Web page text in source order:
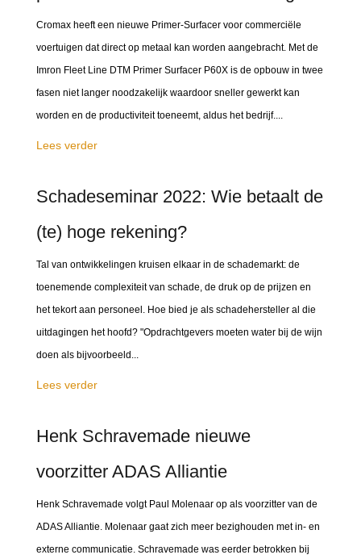
Cromax heeft een nieuwe Primer-Surfacer voor commerciële
voertuigen dat direct op metaal kan worden aangebracht. Met de
Imron Fleet Line DTM Primer Surfacer P60X is de opbouw in twee
fasen niet langer noodzakelijk waardoor sneller gewerkt kan
worden en de productiviteit toeneemt, aldus het bedrijf....
Lees verder
Schadeseminar 2022: Wie betaalt de
(te) hoge rekening?
Tal van ontwikkelingen kruisen elkaar in de schademarkt: de
toenemende complexiteit van schade, de druk op de prijzen en
het tekort aan personeel. Hoe bied je als schadehersteller al die
uitdagingen het hoofd? "Opdrachtgevers moeten water bij de wijn
doen als bijvoorbeeld...
Lees verder
Henk Schravemade nieuwe
voorzitter ADAS Alliantie
Henk Schravemade volgt Paul Molenaar op als voorzitter van de
ADAS Alliantie. Molenaar gaat zich meer bezighouden met in- en
externe communicatie. Schravemade was eerder betrokken bij